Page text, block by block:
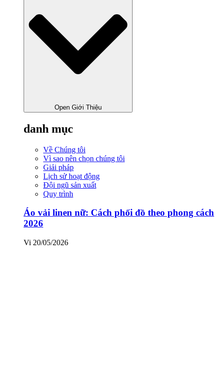
Open Giới Thiệu
danh mục
Về Chúng tôi
Vì sao nên chọn chúng tôi
Giải pháp
Lịch sử hoạt động
Đội ngũ sản xuất
Quy trình
Áo vải linen nữ: Cách phối đồ theo phong cách
2026
Vi 20/05/2026